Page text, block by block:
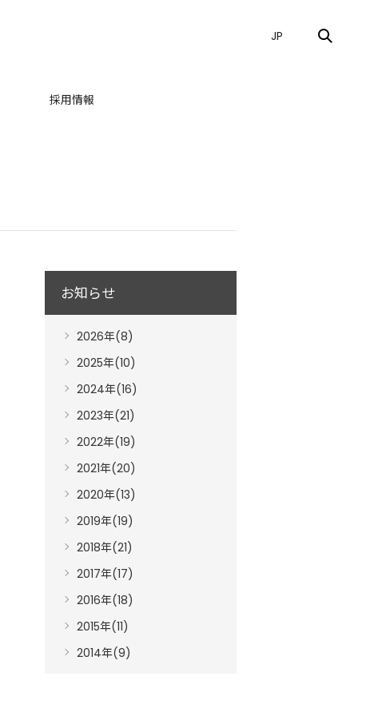
JP
採用情報
お知らせ
2026年(8)
2025年(10)
2024年(16)
2023年(21)
2022年(19)
2021年(20)
2020年(13)
2019年(19)
2018年(21)
2017年(17)
2016年(18)
2015年(11)
2014年(9)